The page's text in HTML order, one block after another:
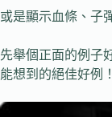
或是顯示血條、子
先舉個正面的例子
能想到的絕佳好例！